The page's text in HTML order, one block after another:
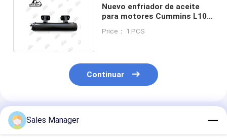
Nuevo enfriador de aceite
para motores Cummins L10
Price： 1 PCS
Continuar
Productos Recomendados
Sales Manager